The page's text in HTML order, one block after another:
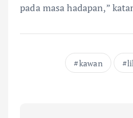
pada masa hadapan,”
kawan